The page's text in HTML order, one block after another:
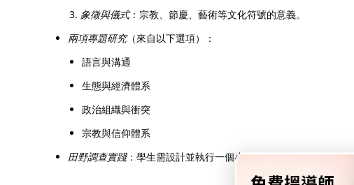
象徵與儀式：宗教、節慶、藝術等文化符號的意義。
兩項專題研究（來自以下選項）：
語言與溝通
生態與經濟體系
政治組織與衝突
宗教與信仰體系
田野調查實踐：學生需設計並執行一個小型田野研究項目（如訪